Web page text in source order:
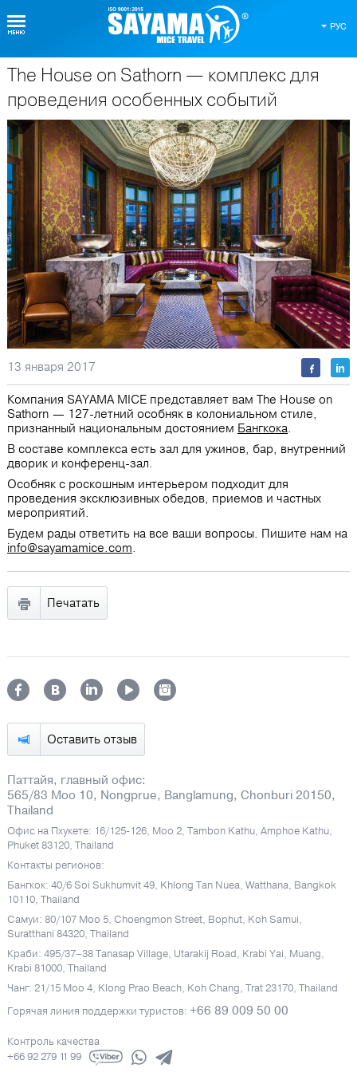
РУС
О Таиланде
Оставить отзыв
Паттайя, главный офис:
565/83 Moo 10, Nongprue, Banglamung, Chonburi 20150,
Thailand
Офис на Пхукете: 16/125-126, Moo 2, Tambon Kathu, Amphoe Kathu,
Phuket 83120, Thailand
Контакты регионов:
Бангкок: 40/6 Soi Sukhumvit 49, Khlong Tan Nuea, Watthana, Bangkok
10110, Thailand
Самуи: 80/107 Moo 5, Choengmon Street, Bophut, Koh Samui,
Suratthani 84320, Thailand
Краби: 495/37–38 Tanasap Village, Utarakij Road, Krabi Yai, Muang,
Krabi 81000, Thailand
Чанг: 21/15 Moo 4, Klong Prao Beach, Koh Chang, Trat 23170, Thailand
Горячая линия поддержки туристов: +66 89 009 50 00
Контроль качества
+66 92 279 11 99
The House on Sathorn — комплекс для
проведения особенных событий
13 января 2017
Компания SAYAMA MICE представляет вам The House on
Sathorn — 127-летний особняк в колониальном стиле,
признанный национальным достоянием Бангкока.
В составе комплекса есть зал для ужинов, бар, внутренний
дворик и конференц-зал.
Особняк с роскошным интерьером подходит для
проведения эксклюзивных обедов, приемов и частных
мероприятий.
Будем рады ответить на все ваши вопросы. Пишите нам на
info@sayamamice.com.
Печатать